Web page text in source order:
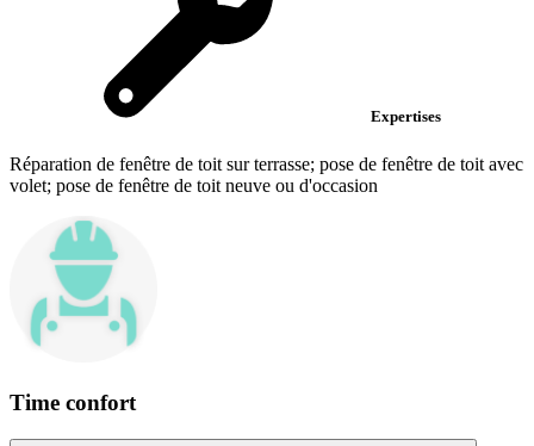
Expertises
Réparation de fenêtre de toit sur terrasse; pose de fenêtre de toit avec
volet; pose de fenêtre de toit neuve ou d'occasion
Time confort